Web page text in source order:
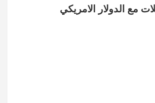
مع الدولار الامريكي